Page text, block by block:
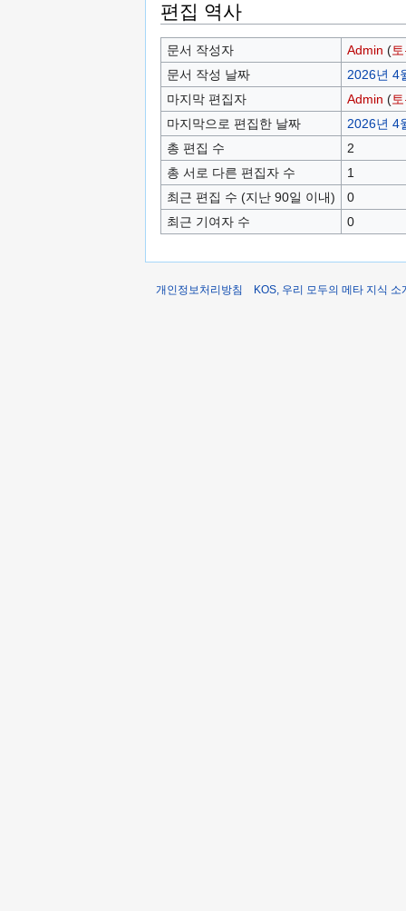
편집 역사
문서 작성자 Admin (
문서 작성 날짜
2026년 4
마지막 편집자
Admin (
마지막으로 편집한 날짜
2026년 4
총 편집 수
2
총 서로 다른 편집자 수
1
최근 편집 수 (지난 90일 이내)
0
최근 기여자 수
0
개인정보처리방침 KOS, 우리 모두의 메타 지식 소